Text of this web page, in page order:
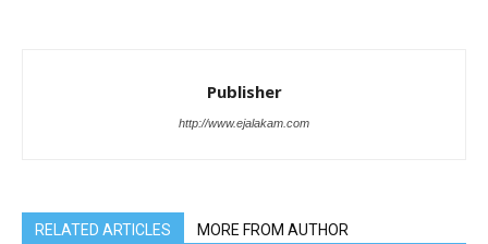
Publisher
http://www.ejalakam.com
RELATED ARTICLES MORE FROM AUTHOR